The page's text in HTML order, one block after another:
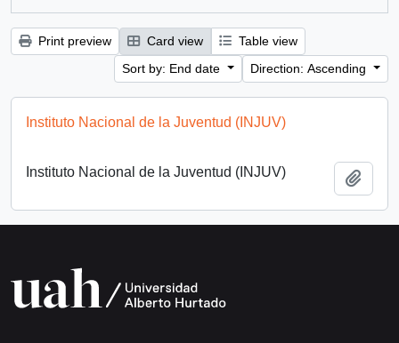
Print preview Card view
Table view
Sort by: End date
Direction: Ascending
Instituto Nacional de la Juventud (INJUV)
Instituto Nacional de la Juventud (INJUV)